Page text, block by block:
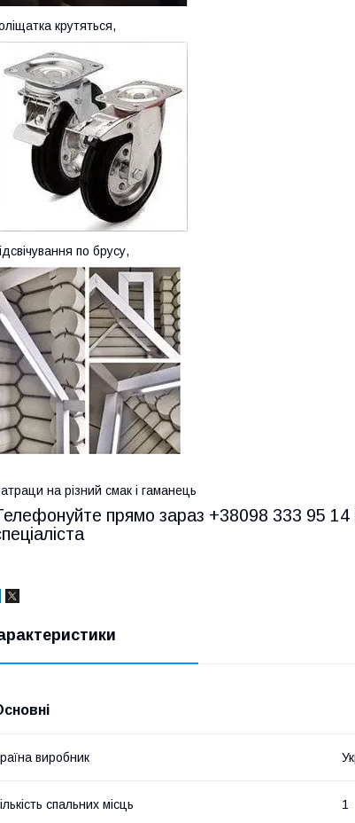
крутяться,
по брусу,
на різний смак і гаманець
прямо зараз +38098 333 95 14
виробник
спальних місць 1